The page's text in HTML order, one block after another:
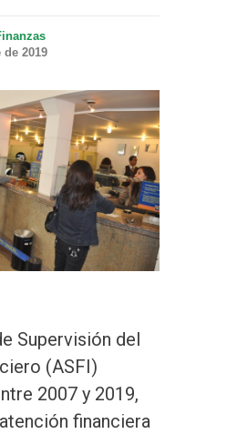
2019
Supervisión del
(ASFI)
2007 y 2019,
financiera